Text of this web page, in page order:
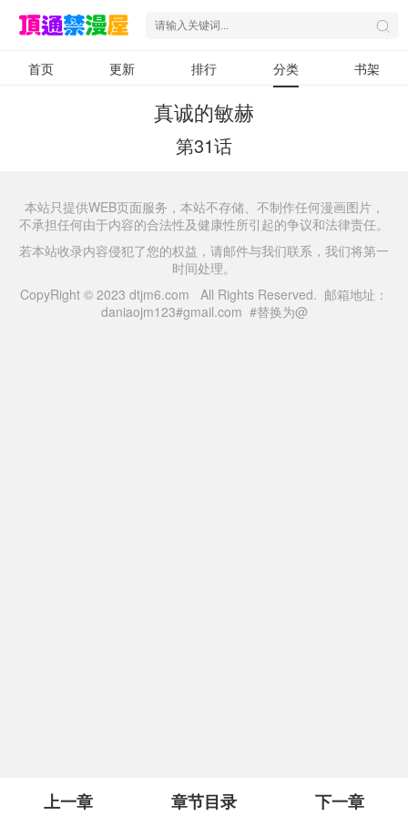
首页 更新 排行 分类 书架
真诚的敏赫
第31话
上一章 章节目录 下一章
本站只提供WEB页面服务，本站不存储、不制作任何漫画图片，
不承担任何由于内容的合法性及健康性所引起的争议和法律责任。
若本站收录内容侵犯了您的权益，请邮件与我们联系，我们将第一
时间处理。
CopyRight © 2023 dtjm6.com All Rights Reserved. 邮箱地址：
daniaojm123#gmail.com #替换为@